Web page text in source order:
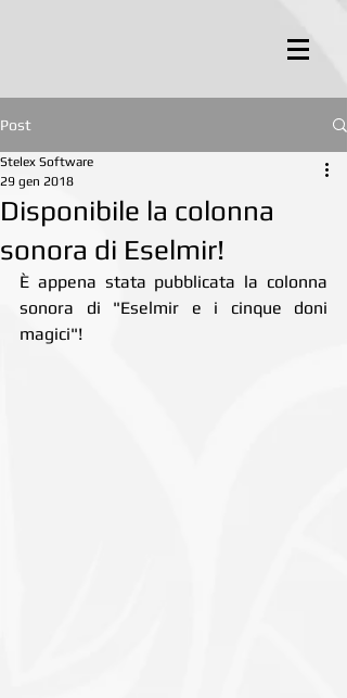
Post
Disponibile la colonna
sonora di Eselmir!
Stelex Software
29 gen 2018
È appena stata pubblicata la colonna
sonora di "Eselmir e i cinque doni
magici"!